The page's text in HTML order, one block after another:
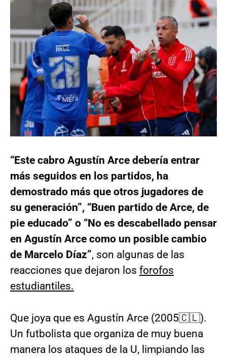
“Este cabro Agustín Arce debería entrar
más seguidos en los partidos, ha
demostrado más que otros jugadores de
su generación”, “Buen partido de Arce, de
pie educado” o “No es descabellado pensar
en Agustín Arce como un posible cambio
de Marcelo Díaz”, son algunas de las
reacciones que dejaron los forofos
estudiantiles.
Que joya que es Agustín Arce (2005🇨🇱).
Un futbolista que organiza de muy buena
manera los ataques de la U, limpiando las